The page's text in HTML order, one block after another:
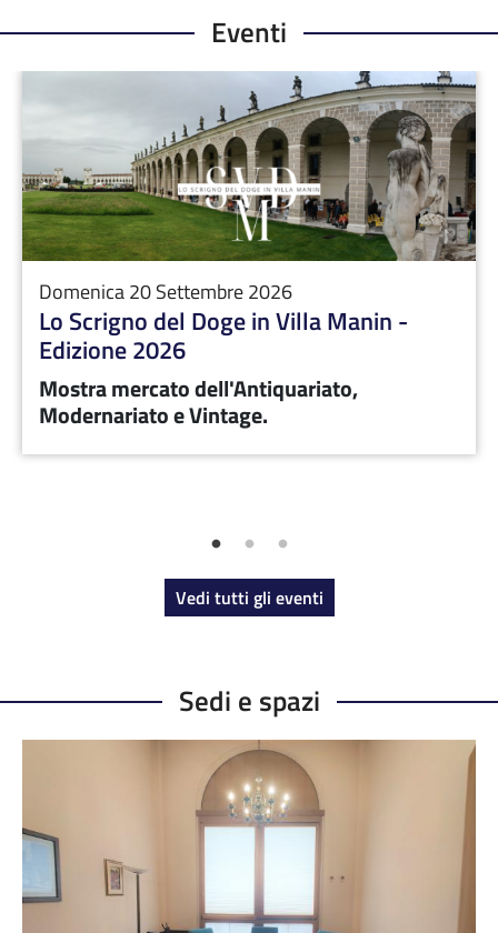
Eventi
Domenica 20 Settembre 2026
Lo Scrigno del Doge in Villa Manin -
Edizione 2026
Mostra mercato dell'Antiquariato,
Modernariato e Vintage.
Vedi tutti gli eventi
Sedi e spazi